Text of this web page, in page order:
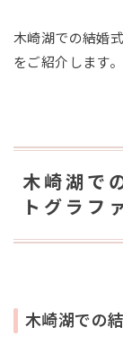
木崎湖での結婚
をご紹介します。
木崎湖で
トグラフ
木崎湖での